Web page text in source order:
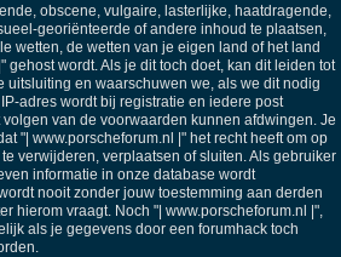
obscene, vulgaire, lasterlijke, haatdragende,
georiënteerde of andere inhoud te plaatsen,
wetten, de wetten van je eigen land of het land
gehost wordt. Als je dit toch doet, kan dit leiden tot
en waarschuwen we, als we dit nodig
adres wordt bij registratie en iedere post
van de voorwaarden kunnen afdwingen. Je
"| www.porscheforum.nl |" het recht heeft om op
verwijderen, verplaatsen of sluiten. Als gebruiker
informatie in onze database wordt
nooit zonder jouw toestemming aan derden
hierom vraagt. Noch "| www.porscheforum.nl |",
als je gegevens door een forumhack toch